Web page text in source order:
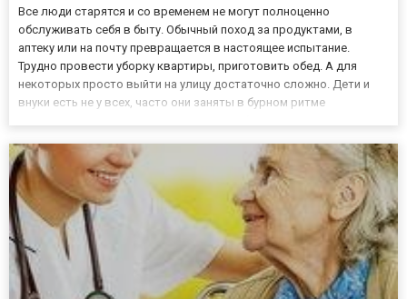
Все люди старятся и со временем не могут полноценно
обслуживать себя в быту. Обычный поход за продуктами, в
аптеку или на почту превращается в настоящее испытание.
Трудно провести уборку квартиры, приготовить обед. А для
некоторых просто выйти на улицу достаточно сложно. Дети и
внуки есть не у всех, часто они заняты в бурном ритме
дом для престарел...